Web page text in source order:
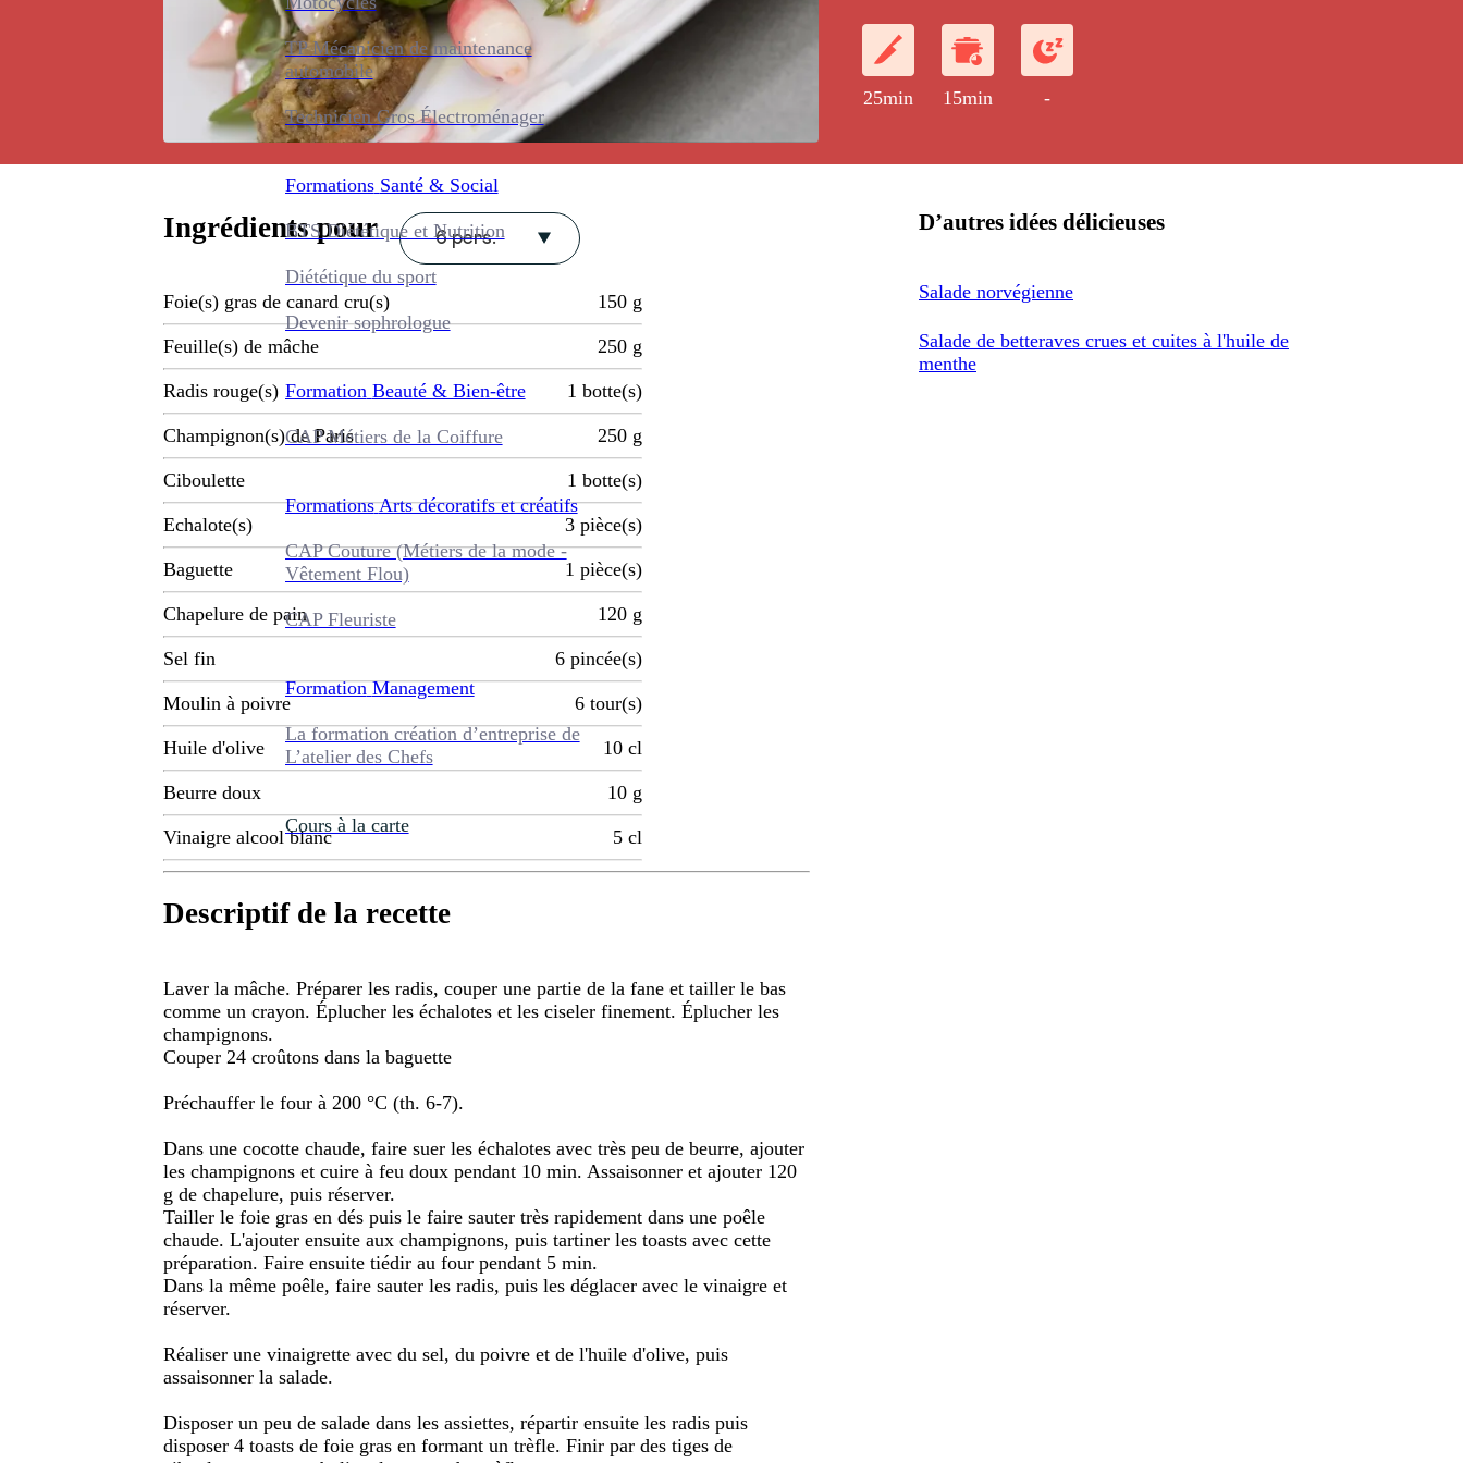
TP Mécanicien de maintenance
automobile
Technicien Gros Électroménager
Formations Santé & Social
BTS Diététique et Nutrition
Diététique du sport
Devenir sophrologue
Formation Beauté & Bien-être
CAP Métiers de la Coiffure
Formations Arts décoratifs et créatifs
CAP Couture (Métiers de la mode -
Vêtement Flou)
CAP Fleuriste
Formation Management
La formation création d’entreprise de
L’atelier des Chefs
Cours à la carte
25min 15min -
Ingrédients pour 6 pers.
Foie(s) gras de canard cru(s) 150 g
Feuille(s) de mâche 250 g
Radis rouge(s) 1 botte(s)
Champignon(s) de Paris 250 g
Ciboulette 1 botte(s)
Echalote(s) 3 pièce(s)
Baguette 1 pièce(s)
Chapelure de pain 120 g
Sel fin 6 pincée(s)
Moulin à poivre 6 tour(s)
Huile d'olive 10 cl
Beurre doux 10 g
Vinaigre alcool blanc 5 cl
Descriptif de la recette
Laver la mâche. Préparer les radis, couper une partie de la fane et tailler le bas
comme un crayon. Éplucher les échalotes et les ciseler finement. Éplucher les
champignons.
Couper 24 croûtons dans la baguette
Préchauffer le four à 200 °C (th. 6-7).
Dans une cocotte chaude, faire suer les échalotes avec très peu de beurre, ajouter
les champignons et cuire à feu doux pendant 10 min. Assaisonner et ajouter 120
g de chapelure, puis réserver.
Tailler le foie gras en dés puis le faire sauter très rapidement dans une poêle
chaude. L'ajouter ensuite aux champignons, puis tartiner les toasts avec cette
préparation. Faire ensuite tiédir au four pendant 5 min.
Dans la même poêle, faire sauter les radis, puis les déglacer avec le vinaigre et
réserver.
Réaliser une vinaigrette avec du sel, du poivre et de l'huile d'olive, puis
assaisonner la salade.
Disposer un peu de salade dans les assiettes, répartir ensuite les radis puis
disposer 4 toasts de foie gras en formant un trèfle. Finir par des tiges de
D’autres idées délicieuses
Salade norvégienne
Salade de betteraves crues et cuites à l'huile de
menthe